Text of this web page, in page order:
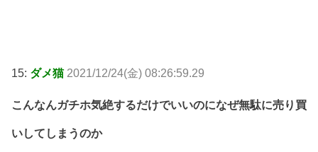
15: ダメ猫 2021/12/24(金) 08:26:59.29
こんなんガチホ気絶するだけでいいのになぜ無駄に売り買
いしてしまうのか